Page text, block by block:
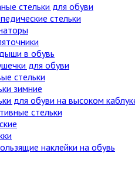
стельки для обуви
стельки
в обувь
для обуви
стельки
зимние
для обуви на высоком
стельки
наклейки на обувь